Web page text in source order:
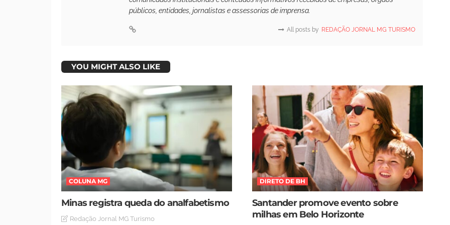
públicos, entidades, jornalistas e assessorias de imprensa.
All posts by REDAÇÃO JORNAL MG TURISMO
YOU MIGHT ALSO LIKE
COLUNA MG
Minas registra queda do analfabetismo
Redação Jornal MG Turismo
DIRETO DE BH
Santander promove evento sobre
milhas em Belo Horizonte